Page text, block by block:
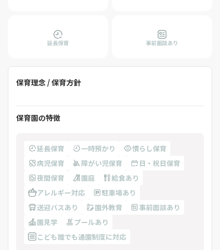
延長保育 事前面談あり
保育理念 / 保育方針
保育園の特徴
延長保育 一時預かり
慣らし保育
病児保育
障がい児保育
日・祝日保育
夜間保育
園庭
給食あり
アレルギー対応
駐車場あり
送迎バスあり
園外教育
事前面談あり
園見学
プールあり
こども誰でも通園制度に対応